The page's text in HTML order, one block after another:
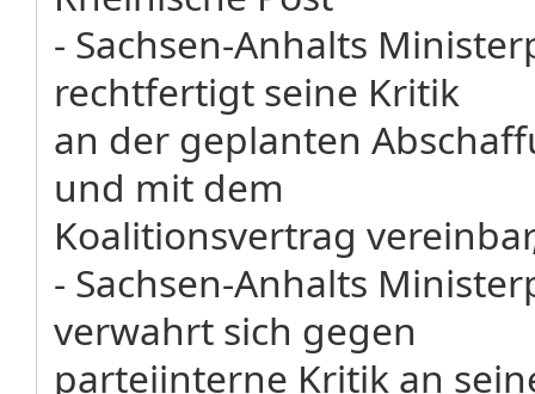
- Sachsen-Anhalts
rechtfertigt seine Kritik
an der geplanten
und mit dem
Koalitionsvertrag
- Sachsen-Anhalts
verwahrt sich gegen
parteiinterne Kritik an